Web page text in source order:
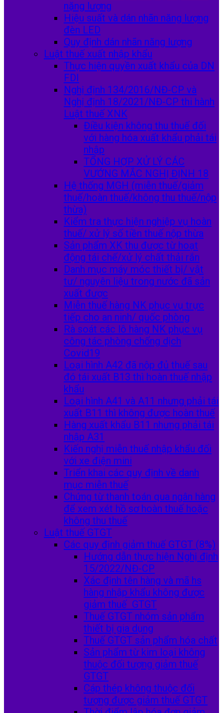
nặng lượng
Hiệu suất và dán nhãn năng lượng
đèn LED
Quy định dán nhãn năng lượng
Luật thuế xuất nhập khẩu
Thực hiện quyền xuất khẩu của DN
FDI
Nghị định 134/2016/NĐ-CP và
Nghị định 18/2021/NĐ-CP thi hành
Luật thuế XNK
Điều kiện không thu thuế đối
với hàng hóa xuất khẩu phải tái
nhập
TỔNG HỢP XỬ LÝ CÁC
VƯỚNG MẮC NGHỊ ĐỊNH 18
Hệ thống MGH (miễn thuế/giảm
thuế/hoàn thuế/không thu thuế/nộp
thừa)
Kiểm tra thực hiện nghiệp vụ hoàn
thuế/ xử lý số tiền thuế nộp thừa
Sản phẩm XK thu được từ hoạt
động tái chế/xử lý chất thải rắn
Danh mục máy móc thiết bị/ vật
tư/ nguyên liệu trong nước đã sản
xuất được
Miễn thuế hàng NK phục vụ trực
tiếp cho an ninh/ quốc phòng
Rà soát các lô hàng NK phục vụ
công tác phòng chống dịch
Covid19
Loại hình A42 đã nộp đủ thuế sau
đó tái xuất B13 thì hoàn thuế nhập
khẩu
Loại hình A41 và A11 nhưng phải tái
xuất B11 thì không được hoàn thuế
Hàng xuất khẩu B11 nhưng phải tái
nhập A31
Kiến nghị miễn thuế nhập khẩu đối
với xe điện mini
Triển khai các quy định về danh
mục miễn thuế
Chứng từ thanh toán qua ngân hàng
để xem xét hồ sơ hoàn thuế hoặc
không thu thuế
Luật thuế GTGT
Các quy định giảm thuế GTGT (8%)
Hướng dẫn thực hiện Nghị định
15/2022/NĐ-CP
Xác định tên hàng và mã hs
hàng nhập khẩu không được
giảm thuế GTGT
Thuế GTGT nhóm sản phẩm
thiết bị gia dụng
Thuế GTGT sản phẩm hóa chất
Sản phẩm từ kim loại không
thuộc đối tượng giảm thuế
GTGT
Cáp thép không thuộc đối
tượng được giảm thuế GTGT